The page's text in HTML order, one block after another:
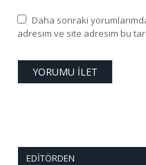
Daha sonraki
adresim ve site adresim bu
EDITÖRDEN